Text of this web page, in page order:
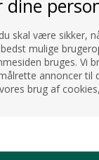
dine
skal være sikker,
mulige
bruges. Vi
annoncer til
brug af
skjult så de ikke
tilvirkningskøb